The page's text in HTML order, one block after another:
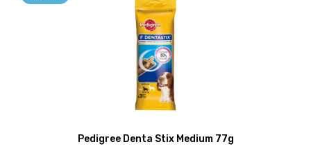
Pedigree Denta Stix Medium 77g